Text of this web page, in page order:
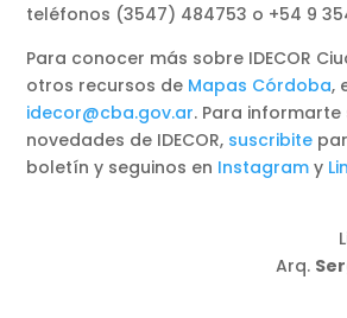
teléfonos (3547) 484753 o +54 9
Para conocer más sobre IDECOR
otros recursos de Mapas Córdoba,
idecor@cba.gov.ar. Para
novedades de IDECOR, suscribite
boletín y seguinos en Instagram y
Arq.